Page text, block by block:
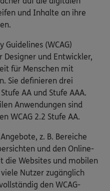
und Inhalte an ihre
Guidelines (WCAG)
und Entwickler,
für Menschen mit
Sie definieren drei
AA und Stufe AAA.
Anwendungen sind
WCAG 2.2 Stufe AA.
z. B. Bereiche
und den Online-
die Websites und mobilen
Nutzer zugänglich
den WCAG-